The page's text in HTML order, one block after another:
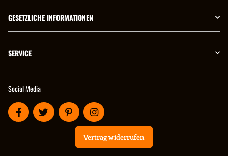
GESETZLICHE INFORMATIONEN
SERVICE
Social Media
Vertrag widerrufen